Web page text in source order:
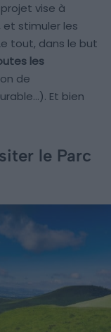
vise à
et stimuler les
tout, dans le but
les
de
Et bien
le Parc